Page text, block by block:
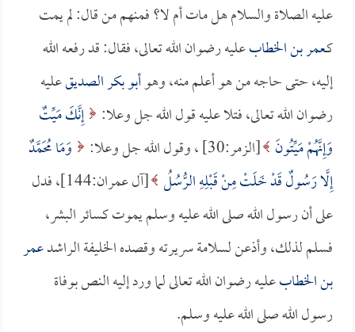
عليه الصلاة والسلام هل مات أم لا؟ فمنهم من قال: لم يمت
كـعمر بن الخطابعليه رضوان الله تعالى، فقال: قد رفعه الله
إليه، حتى حاجه من هو أعلم منه، وهوأبو بكر الصديقعليه
رضوان الله تعالى، فتلا عليه قول الله جل وعلا: إِنَّكَ مَيِّتٌ
وَإِنَّهُمْ مَيِّتُونَ [الزمر:30] ، وقول الله جل وعلا:
وَمَا مُحَمَّدٌ
إِلَّا رَسُولٌ قَدْ خَلَتْ مِنْ قَبْلِهِ الرُّسُلُ
[آل عمران:144]، فدل
على أن رسول الله صلى الله عليه وسلم يموت كسائر البشر،
فسلم لذلك، وأذعن لسلامة سريرته وقصده الخليفة الراشدعمر
بن الخطابعليه رضوان الله تعالى لما ورد إليه النص بوفاة
رسول الله صلى الله عليه وسلم.